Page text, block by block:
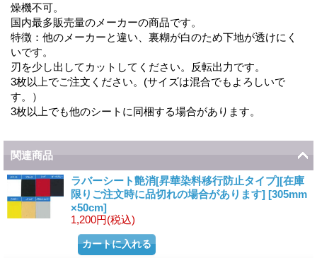
燥機不可。
国内最多販売量のメーカーの商品です。
特徴：他のメーカーと違い、裏糊が白のため下地が透けにく
いです。
刃を少し出してカットしてください。反転出力です。
3枚以上でご注文ください。(サイズは混合でもよろしいで
す。）
3枚以上でも他のシートに同梱する場合があります。
関連商品
ラバーシート艶消[昇華染料移行防止タイプ][在庫
限りご注文時に品切れの場合があります] [305mm
×50cm]
1,200円(税込)